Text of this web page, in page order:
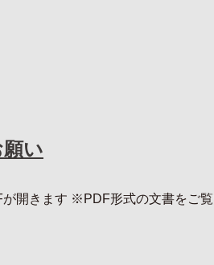
い
開きます ※PDF形式の文書をご